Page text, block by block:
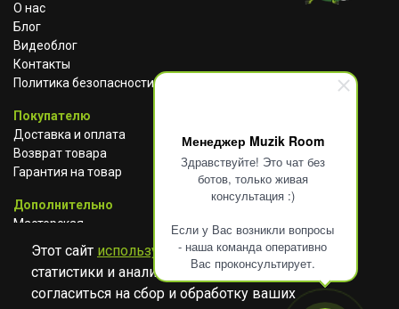
Менеджер Muzik Room
Здравствуйте! Это чат без
ботов, только живая
консультация :)
Если у Вас возникли вопросы
- наша команда оперативно
Вас проконсультирует.
О нас
Блог
Видеоблог
Контакты
Политика безопасности
Покупателю
Доставка и оплата
Возврат товара
Гарантия на товар
Дополнительно
Мастерская
Сотрудничество
АВИТО
TELEGRAM
Этот сайт использует cookies для сбора
статистики и анализа работы сайта. Просим
согласиться на сбор и обработку ваших